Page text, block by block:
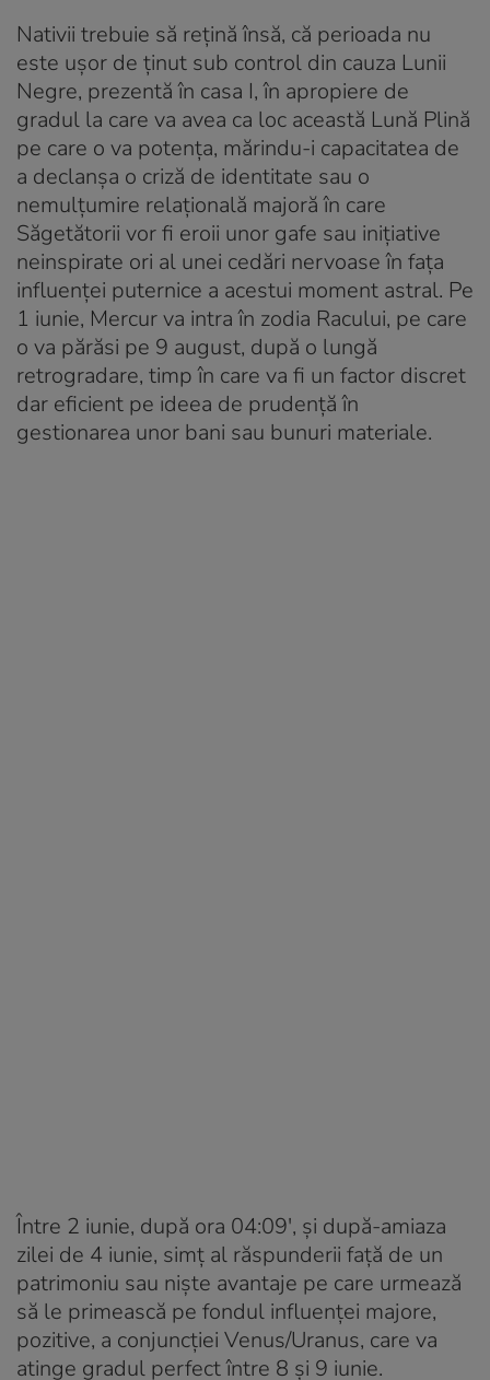
Nativii trebuie să rețină însă, că perioada nu
este ușor de ținut sub control din cauza Lunii
Negre, prezentă în casa I, în apropiere de
gradul la care va avea ca loc această Lună Plină
pe care o va potența, mărindu-i capacitatea de
a declanșa o criză de identitate sau o
nemulțumire relațională majoră în care
Săgetătorii vor fi eroii unor gafe sau inițiative
neinspirate ori al unei cedări nervoase în fața
influenței puternice a acestui moment astral. Pe
1 iunie, Mercur va intra în zodia Racului, pe care
o va părăsi pe 9 august, după o lungă
retrogradare, timp în care va fi un factor discret
dar eficient pe ideea de prudență în
gestionarea unor bani sau bunuri materiale.
Între 2 iunie, după ora 04:09′, și după-amiaza
zilei de 4 iunie, simț al răspunderii față de un
patrimoniu sau niște avantaje pe care urmează
să le primească pe fondul influenței majore,
pozitive, a conjuncției Venus/Uranus, care va
atinge gradul perfect între 8 și 9 iunie.